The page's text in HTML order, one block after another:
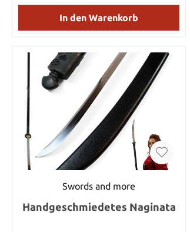
In den Warenkorb
Swords and more
Handgeschmiedetes Naginata